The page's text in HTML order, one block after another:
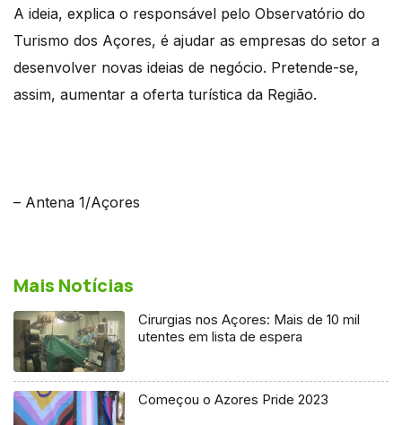
A ideia, explica o responsável pelo Observatório do
Turismo dos Açores, é ajudar as empresas do setor a
desenvolver novas ideias de negócio. Pretende-se,
assim, aumentar a oferta turística da Região.
– Antena 1/Açores
Mais Notícias
Cirurgias nos Açores: Mais de 10 mil
utentes em lista de espera
Começou o Azores Pride 2023